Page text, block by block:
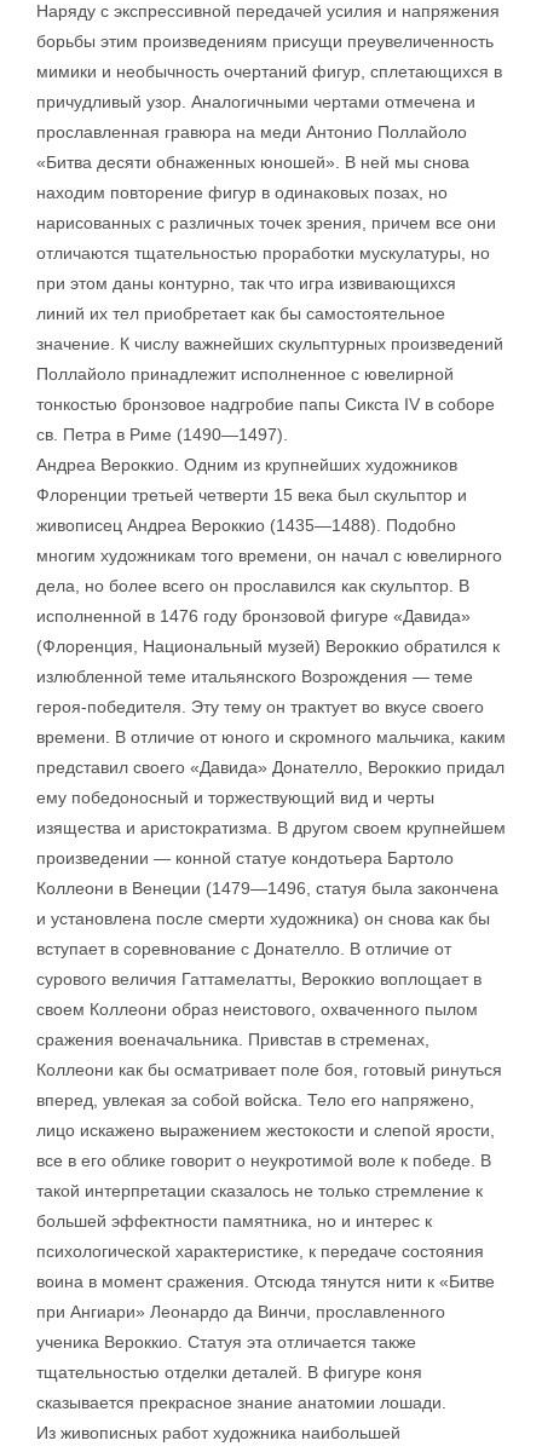
Наряду с экспрессивной передачей усилия и напряжения
борьбы этим произведениям присущи преувеличенность
мимики и необычность очертаний фигур, сплетающихся в
причудливый узор. Аналогичными чертами отмечена и
прославленная гравюра на меди Антонио Поллайоло
«Битва десяти обнаженных юношей». В ней мы снова
находим повторение фигур в одинаковых позах, но
нарисованных с различных точек зрения, причем все они
отличаются тщательностью проработки мускулатуры, но
при этом даны контурно, так что игра извивающихся
линий их тел приобретает как бы самостоятельное
значение. К числу важнейших скульптурных произведений
Поллайоло принадлежит исполненное с ювелирной
тонкостью бронзовое надгробие папы Сикста IV в соборе
св. Петра в Риме (1490—1497).
Андреа Вероккио. Одним из крупнейших художников
Флоренции третьей четверти 15 века был скульптор и
живописец Андреа Вероккио (1435—1488). Подобно
многим художникам того времени, он начал с ювелирного
дела, но более всего он прославился как скульптор. В
исполненной в 1476 году бронзовой фигуре «Давида»
(Флоренция, Национальный музей) Вероккио обратился к
излюбленной теме итальянского Возрождения — теме
героя-победителя. Эту тему он трактует во вкусе своего
времени. В отличие от юного и скромного мальчика, каким
представил своего «Давида» Донателло, Вероккио придал
ему победоносный и торжествующий вид и черты
изящества и аристократизма. В другом своем крупнейшем
произведении — конной статуе кондотьера Бартоло
Коллеони в Венеции (1479—1496, статуя была закончена
и установлена после смерти художника) он снова как бы
вступает в соревнование с Донателло. В отличие от
сурового величия Гаттамелатты, Вероккио воплощает в
своем Коллеони образ неистового, охваченного пылом
сражения военачальника. Привстав в стременах,
Коллеони как бы осматривает поле боя, готовый ринуться
вперед, увлекая за собой войска. Тело его напряжено,
лицо искажено выражением жестокости и слепой ярости,
все в его облике говорит о неукротимой воле к победе. В
такой интерпретации сказалось не только стремление к
большей эффектности памятника, но и интерес к
психологической характеристике, к передаче состояния
воина в момент сражения. Отсюда тянутся нити к «Битве
при Ангиари» Леонардо да Винчи, прославленного
ученика Вероккио. Статуя эта отличается также
тщательностью отделки деталей. В фигуре коня
сказывается прекрасное знание анатомии лошади.
Из живописных работ художника наибольшей